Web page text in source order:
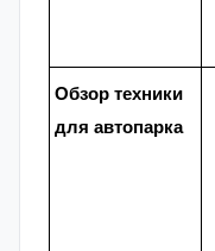
Обзор техники
для автопарка